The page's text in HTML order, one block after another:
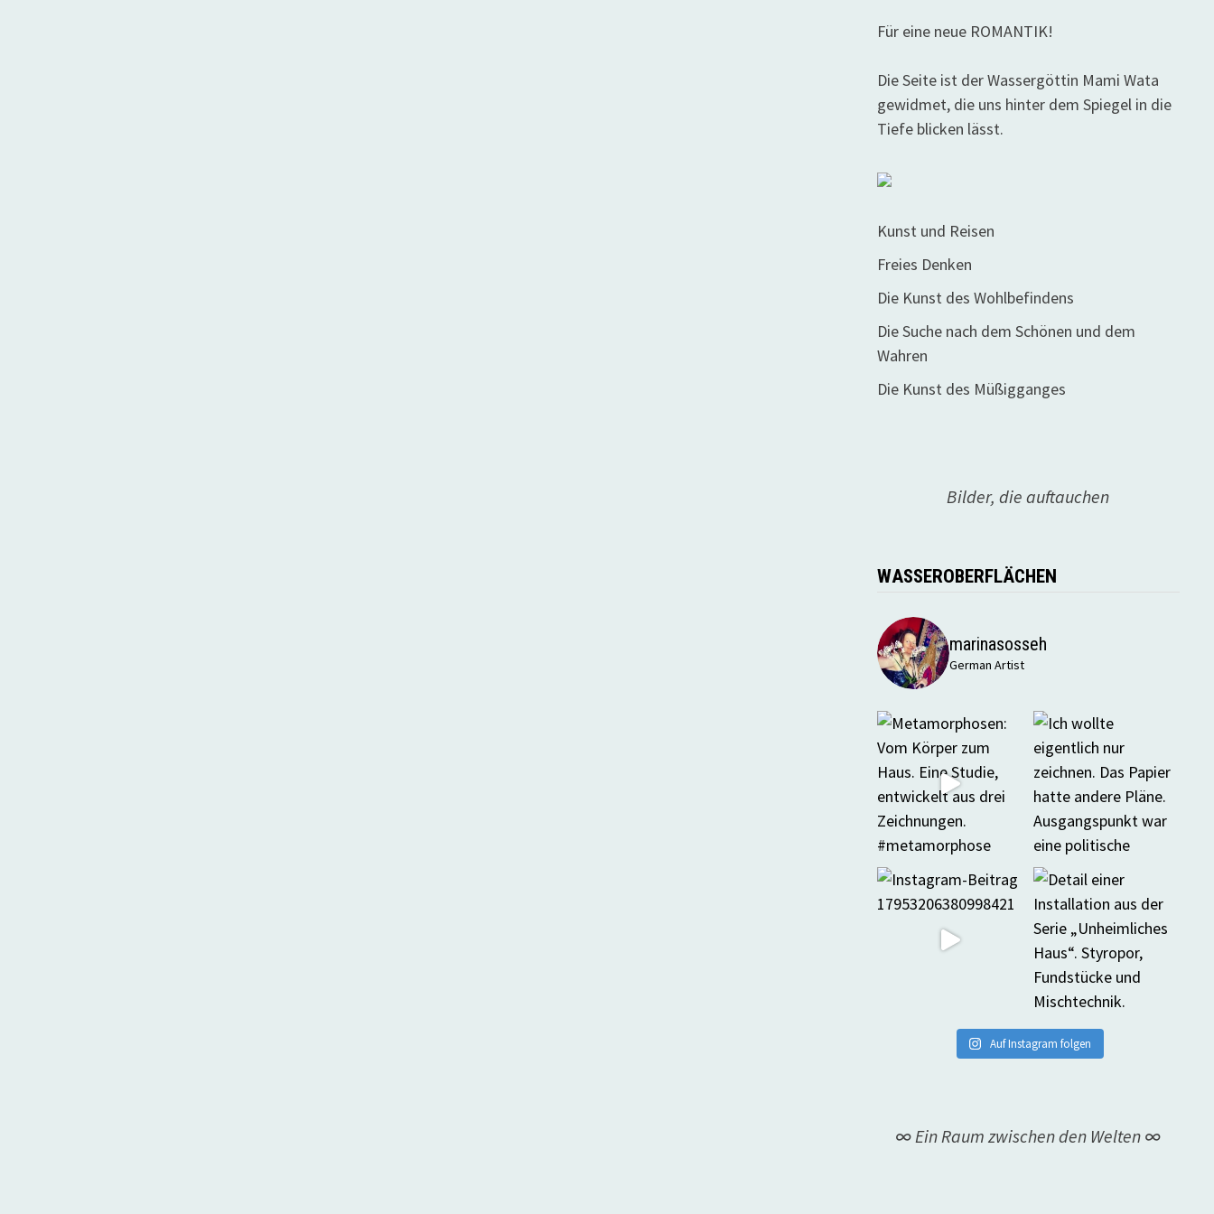
Für eine neue ROMANTIK!
Die Seite ist der Wassergöttin Mami Wata
gewidmet, die uns hinter dem Spiegel in die
Tiefe blicken lässt.
Kunst und Reisen
Freies Denken
Die Kunst des Wohlbefindens
Die Suche nach dem Schönen und dem
Wahren
Die Kunst des Müßigganges
Bilder, die auftauchen
WASSEROBERFLÄCHEN
marinasosseh
German Artist
Auf Instagram folgen
∞ Ein Raum zwischen den Welten ∞